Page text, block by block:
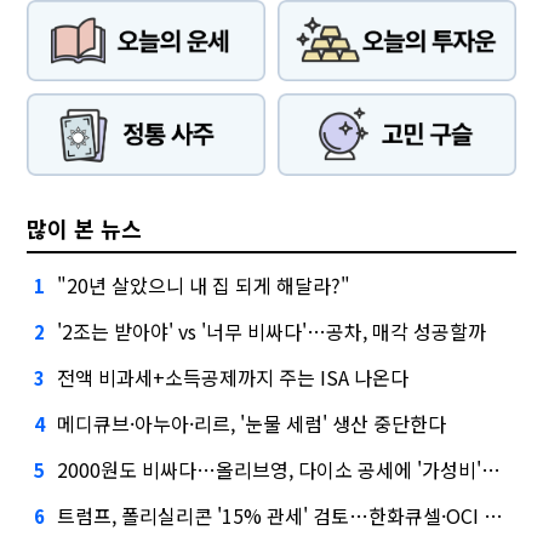
많이 본 뉴스
1 "20년 살았으니 내 집 되게 해달라?"
2 '2조는 받아야' vs '너무 비싸다'…공차, 매각 성공할까
3 전액 비과세+소득공제까지 주는 ISA 나온다
4 메디큐브·아누아·리르, '눈물 세럼' 생산 중단한다
5 2000원도 비싸다…올리브영, 다이소 공세에 '가성비'로 맞불
6 트럼프, 폴리실리콘 '15% 관세' 검토…한화큐셀·OCI 영향은?